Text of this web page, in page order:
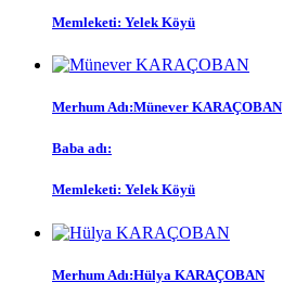
Memleketi: Yelek Köyü
Merhum Adı:Münever KARAÇOBAN
Baba adı:
Memleketi: Yelek Köyü
Merhum Adı:Hülya KARAÇOBAN